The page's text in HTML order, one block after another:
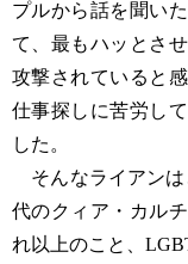
プルから話を聞い
て、最もハッとさ
攻撃されていると
仕事探しに苦労し
した。
そんなライアンは
代のクィア・カル
れ以上のこと、